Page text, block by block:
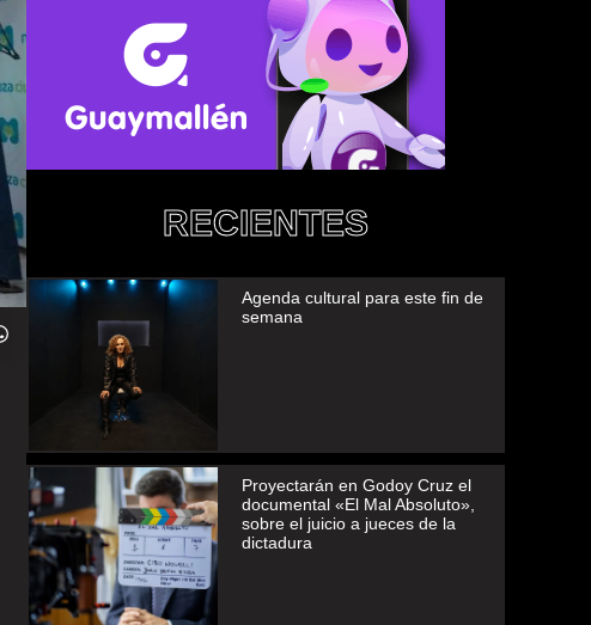
RECIENTES
Agenda cultural para este fin de
semana
Proyectarán en Godoy Cruz el
documental «El Mal Absoluto»,
sobre el juicio a jueces de la
dictadura